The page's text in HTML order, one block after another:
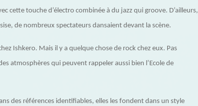
cette touche d’électro combinée à du jazz qui groove. D’ailleurs,
de nombreux spectateurs dansaient devant la scène.
Ishkero. Mais il y a quelque chose de rock chez eux. Pas
atmosphères qui peuvent rappeler aussi bien l’Ecole de
des références identifiables, elles les fondent dans un style